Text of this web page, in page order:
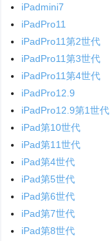
iPadmini7
iPadPro11
iPadPro11第2世代
iPadPro11第3世代
iPadPro11第4世代
iPadPro12.9
iPadPro12.9第1世代
iPad第10世代
iPad第11世代
iPad第4世代
iPad第5世代
iPad第6世代
iPad第7世代
iPad第8世代